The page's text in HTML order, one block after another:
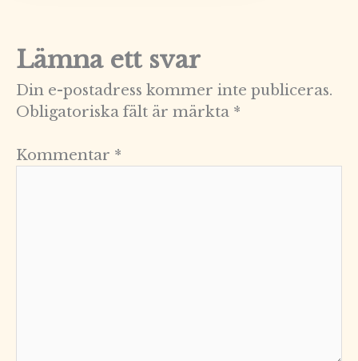
Lämna ett svar
Din e-postadress kommer inte publiceras.
Obligatoriska fält är märkta *
Kommentar *